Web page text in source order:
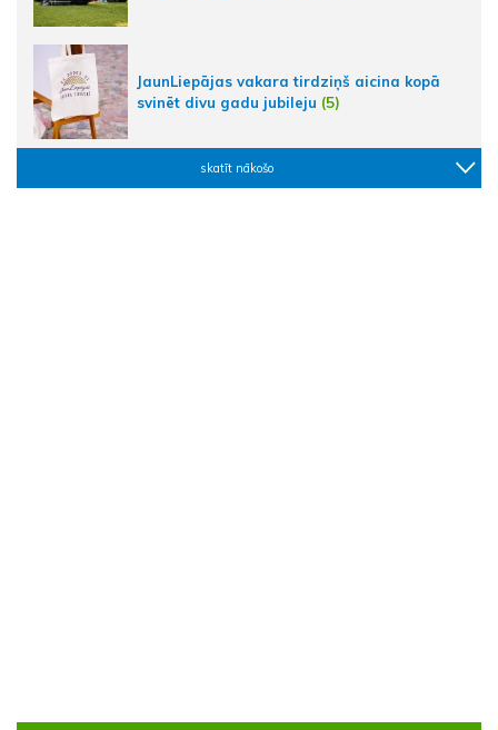
JaunLiepājas vakara tirdziņš aicina kopā
svinēt divu gadu jubileju (5)
skatīt nākošo